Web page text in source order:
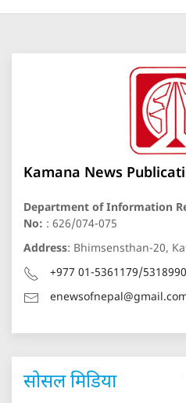
Kamana News
Department of Information
No: : 626/074-075
Address: Bhimsensthan-20,
+977 01-5361179/5318990
सोसल मिडिया